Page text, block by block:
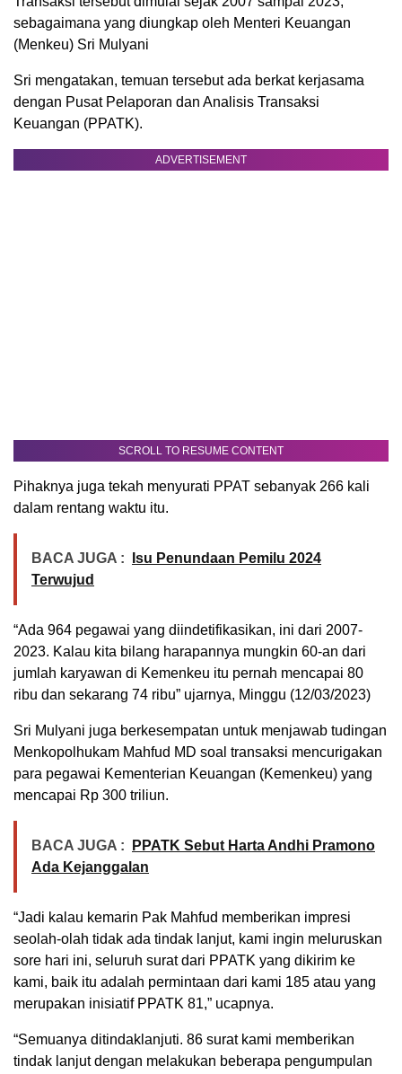
sebagaimana yang diungkap oleh Menteri Keuangan
(Menkeu) Sri Mulyani
Sri mengatakan, temuan tersebut ada berkat kerjasama
dengan Pusat Pelaporan dan Analisis Transaksi
Keuangan (PPATK).
ADVERTISEMENT
SCROLL TO RESUME CONTENT
Pihaknya juga tekah menyurati PPAT sebanyak 266 kali
dalam rentang waktu itu.
BACA JUGA :
Isu Penundaan Pemilu 2024
Terwujud
“Ada 964 pegawai yang diindetifikasikan, ini dari 2007-
2023. Kalau kita bilang harapannya mungkin 60-an dari
jumlah karyawan di Kemenkeu itu pernah mencapai 80
ribu dan sekarang 74 ribu” ujarnya, Minggu (12/03/2023)
Sri Mulyani juga berkesempatan untuk menjawab tudingan
Menkopolhukam Mahfud MD soal transaksi mencurigakan
para pegawai Kementerian Keuangan (Kemenkeu) yang
mencapai Rp 300 triliun.
BACA JUGA :
PPATK Sebut Harta Andhi Pramono
Ada Kejanggalan
“Jadi kalau kemarin Pak Mahfud memberikan impresi
seolah-olah tidak ada tindak lanjut, kami ingin meluruskan
sore hari ini, seluruh surat dari PPATK yang dikirim ke
kami, baik itu adalah permintaan dari kami 185 atau yang
merupakan inisiatif PPATK 81,” ucapnya.
“Semuanya ditindaklanjuti. 86 surat kami memberikan
tindak lanjut dengan melakukan beberapa pengumpulan